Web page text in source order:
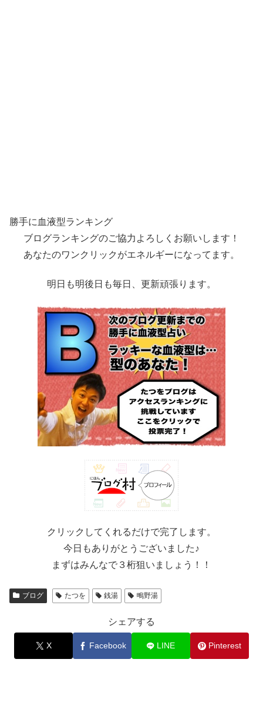
勝手に血液型ランキング
ブログランキングのご協力よろしくお願いします！
あなたのワンクリックがエネルギーになってます。
明日も明後日も毎日、更新頑張ります。
クリックしてくれるだけで完了します。
今日もありがとうございました♪
まずはみんなで３桁狙いましょう！！
ブログ たつを 銭湯 鴫野湯
シェアする
X Facebook LINE Pinterest